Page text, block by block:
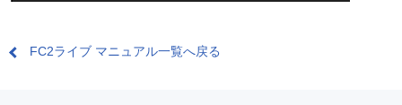
FC2ライブ マニュアル一覧へ戻る